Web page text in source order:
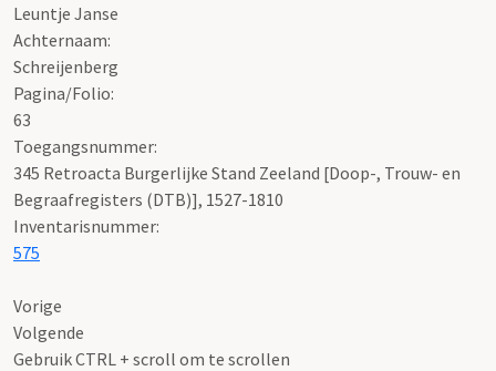
Leuntje Janse
Achternaam:
Schreijenberg
Pagina/Folio:
63
Toegangsnummer:
345 Retroacta Burgerlijke Stand Zeeland [Doop-, Trouw- en
Begraafregisters (DTB)], 1527-1810
Inventarisnummer:
575
Vorige
Volgende
Gebruik CTRL + scroll om te scrollen